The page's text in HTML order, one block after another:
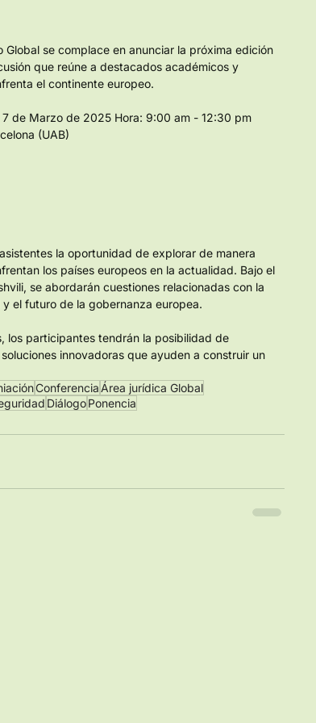
se complace en anunciar la próxima edición
que reúne a destacados académicos y
el continente europeo.
7 de Marzo de 2025 Hora: 9:00 am - 12:30 pm
(UAB)
la oportunidad de explorar de manera
los países europeos en la actualidad. Bajo el
se abordarán cuestiones relacionadas con la
el futuro de la gobernanza europea.
los participantes tendrán la posibilidad de
innovadoras que ayuden a construir un
Conferencia Área jurídica Global
DiálogoPonencia